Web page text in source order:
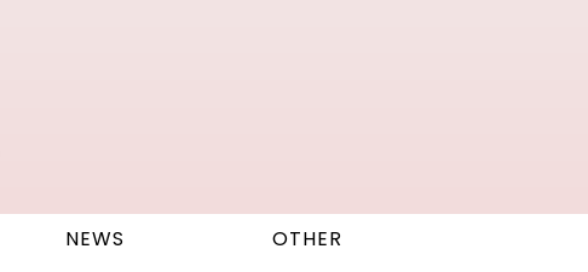
NEWS OTHER